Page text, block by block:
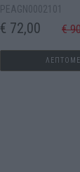
PEAGN0002101
€ 72,00 €